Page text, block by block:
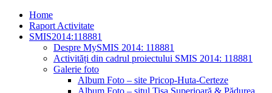
Skip
content
Home
Raport Activitate
SMIS2014:118881
Despre MySMIS 2014: 118881
Activități din cadrul proiectului SMIS 2014: 118881
Galerie foto
Album Foto – site Pricop-Huta-Certeze
Album Foto – situl Tisa Superioară & Pădurea